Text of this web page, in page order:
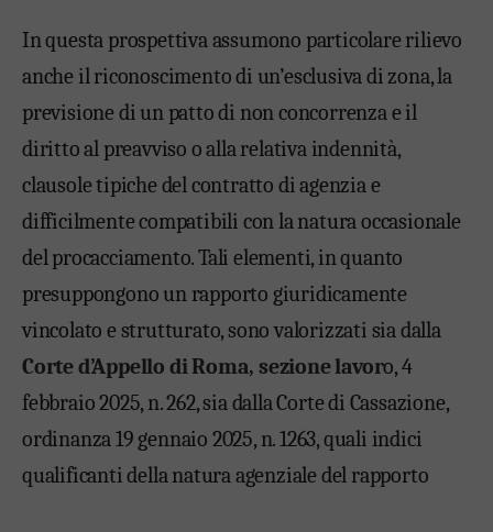
In questa prospettiva assumono particolare rilievo
anche il riconoscimento di un’esclusiva di zona, la
previsione di un patto di non concorrenza e il
diritto al preavviso o alla relativa indennità,
clausole tipiche del contratto di agenzia e
difficilmente compatibili con la natura occasionale
del procacciamento. Tali elementi, in quanto
presuppongono un rapporto giuridicamente
vincolato e strutturato, sono valorizzati sia dalla
Corte d’Appello di Roma, sezione lavoro, 4
febbraio 2025, n. 262, sia dalla Corte di Cassazione,
ordinanza 19 gennaio 2025, n. 1263, quali indici
qualificanti della natura agenziale del rapporto